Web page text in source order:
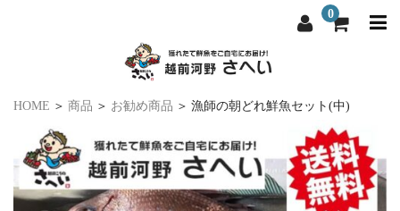
0
選ばれる理由
商品一覧
選ばれる理由
商品一覧
HOME 商品 お勧め商品 漁師の朝どれ鮮魚セット(中)